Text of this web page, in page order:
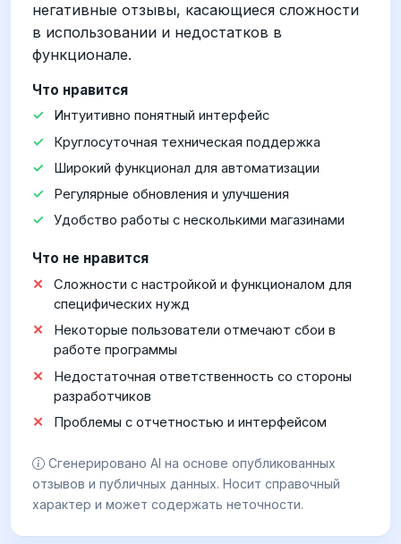
негативные отзывы, касающиеся сложности
в использовании и недостатков в
функционале.
Что нравится
Интуитивно понятный интерфейс
Круглосуточная техническая поддержка
Широкий функционал для автоматизации
Регулярные обновления и улучшения
Удобство работы с несколькими магазинами
Что не нравится
Сложности с настройкой и функционалом для
специфических нужд
Некоторые пользователи отмечают сбои в
работе программы
Недостаточная ответственность со стороны
разработчиков
Проблемы с отчетностью и интерфейсом
Сгенерировано AI на основе опубликованных
отзывов и публичных данных. Носит справочный
характер и может содержать неточности.